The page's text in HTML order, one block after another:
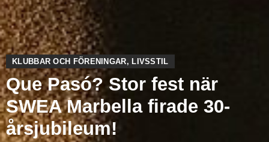
KLUBBAR OCH FÖRENINGAR,LIVSSTIL
Que Pasó? Stor fest när
SWEA Marbella firade 30-
årsjubileum!